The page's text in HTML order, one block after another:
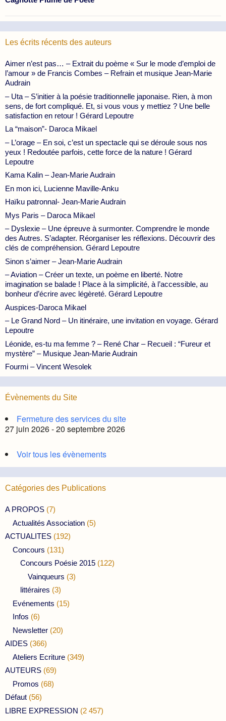
Les écrits récents des auteurs
Aimer n’est pas… – Extrait du poème « Sur le mode d’emploi de
l’amour » de Francis Combes – Refrain et musique Jean-Marie
Audrain
– Uta – S’initier à la poésie traditionnelle japonaise. Rien, à mon
sens, de fort compliqué. Et, si vous vous y mettiez ? Une belle
satisfaction en retour ! Gérard Lepoutre
La “maison”- Daroca Mikael
– L’orage – En soi, c’est un spectacle qui se déroule sous nos
yeux ! Redoutée parfois, cette force de la nature ! Gérard
Lepoutre
Kama Kalin – Jean-Marie Audrain
En mon ici, Lucienne Maville-Anku
Haïku patronnal- Jean-Marie Audrain
Mys Paris – Daroca Mikael
– Dyslexie – Une épreuve à surmonter. Comprendre le monde
des Autres. S’adapter. Réorganiser les réflexions. Découvrir des
clés de compréhension. Gérard Lepoutre
Sinon s’aimer – Jean-Marie Audrain
– Aviation – Créer un texte, un poème en liberté. Notre
imagination se balade ! Place à la simplicité, à l’accessible, au
bonheur d’écrire avec légèreté. Gérard Lepoutre
Auspices-Daroca Mikael
– Le Grand Nord – Un itinéraire, une invitation en voyage. Gérard
Lepoutre
Léonide, es-tu ma femme ? – René Char – Recueil : “Fureur et
mystère” – Musique Jean-Marie Audrain
Fourmi – Vincent Wesolek
Évènements du Site
Fermeture des services du site
27 juin 2026 - 20 septembre 2026
Voir tous les évènements
Catégories des Publications
A PROPOS (7)
Actualités Association (5)
ACTUALITES (192)
Concours (131)
Concours Poésie 2015 (122)
Vainqueurs (3)
littéraires (3)
Evénements (15)
Infos (6)
Newsletter (20)
AIDES (366)
Ateliers Ecriture (349)
AUTEURS (69)
Promos (68)
Défaut (56)
LIBRE EXPRESSION (2 457)